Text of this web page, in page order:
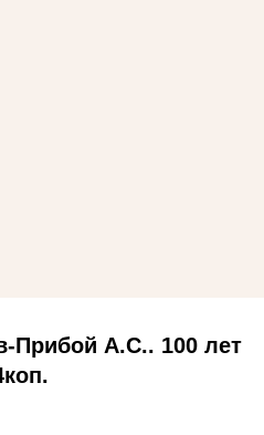
Прибой А.С.. 100 лет